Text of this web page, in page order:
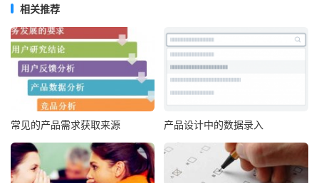
相关推荐
常见的产品需求获取来源 产品设计中的数据录入